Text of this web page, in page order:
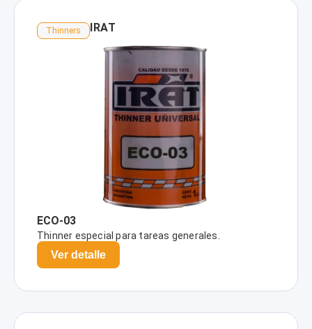
Thinners IRAT
ECO-03
Thinner especial para tareas generales.
Ver detalle